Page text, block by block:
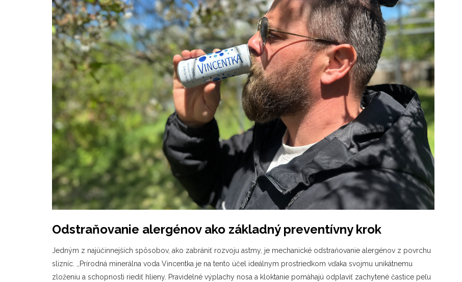
Odstraňovanie alergénov ako základný preventívny krok
Jedným z najúčinnejších spôsobov, ako zabrániť rozvoju astmy, je mechanické odstraňovanie alergénov z povrchu
slizníc. ,,Prírodná minerálna voda Vincentka je na tento účel ideálnym prostriedkom vďaka svojmu unikátnemu
zloženiu a schopnosti riediť hlieny. Pravidelné výplachy nosa a kloktanie pomáhajú odplaviť zachytené častice peľu